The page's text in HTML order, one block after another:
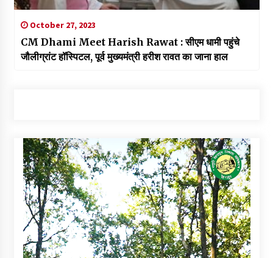
October 27, 2023
CM Dhami Meet Harish Rawat : सीएम धामी पहुंचे
जौलीग्रांट हॉस्पिटल, पूर्व मुख्यमंत्री हरीश रावत का जाना हाल